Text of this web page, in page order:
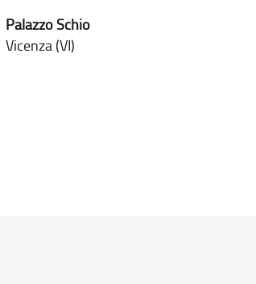
Palazzo Schio
Vicenza (VI)